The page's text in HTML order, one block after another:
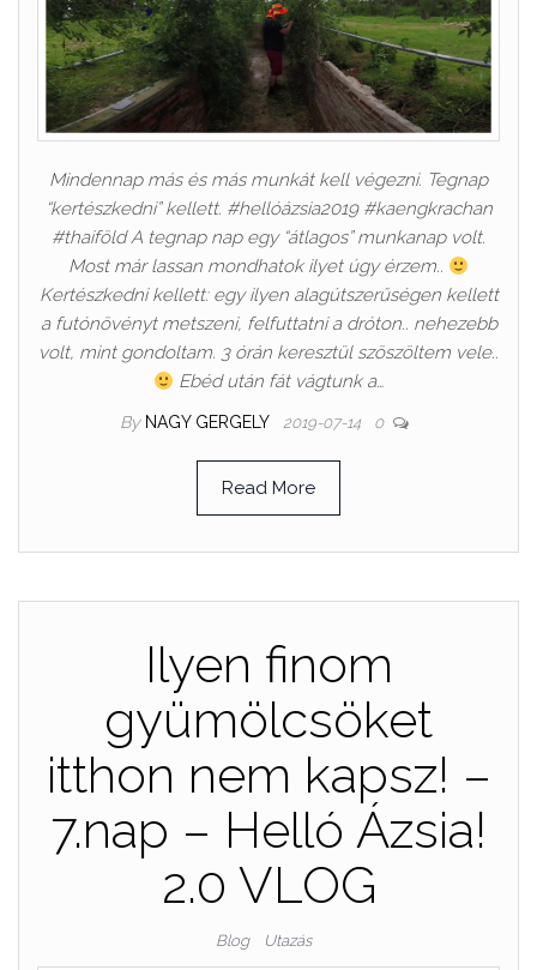
Mindennap más és más munkát kell végezni. Tegnap
“kertészkedni” kellett. #hellóázsia2019 #kaengkrachan
#thaiföld A tegnap nap egy “átlagos” munkanap volt.
Most már lassan mondhatok ilyet úgy érzem..
Kertészkedni kellett: egy ilyen alagútszerűségen kellett
a futónövényt metszeni, felfuttatni a dróton.. nehezebb
volt, mint gondoltam. 3 órán keresztül szöszöltem vele..
Ebéd után fát vágtunk a…
By NAGY GERGELY 2019-07-14 0
Read More
Ilyen finom
gyümölcsöket
itthon nem kapsz! –
7.nap – Helló Ázsia!
2.0 VLOG
Blog Utazás